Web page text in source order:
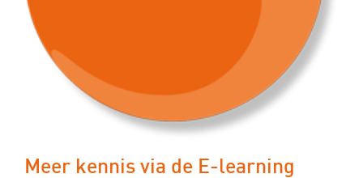
Meer kennis via de E-learning